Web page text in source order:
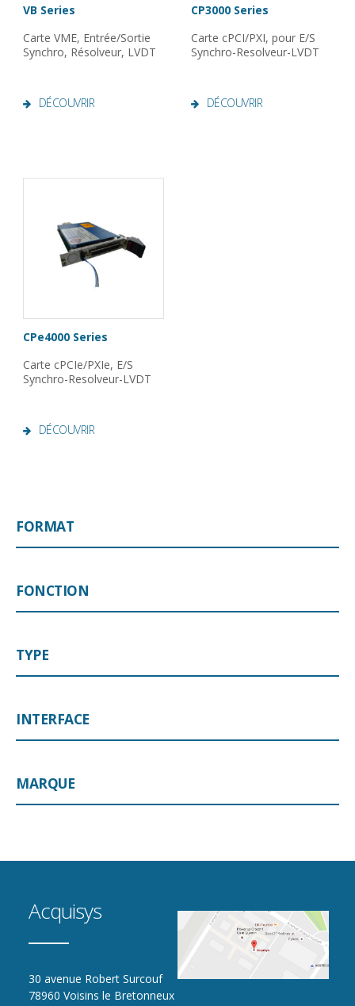
VB Series
Carte VME, Entrée/Sortie
Synchro, Résolveur, LVDT
DÉCOUVRIR
CP3000 Series
Carte cPCI/PXI, pour E/S
Synchro-Resolveur-LVDT
DÉCOUVRIR
CPe4000 Series
Carte cPCIe/PXIe, E/S
Synchro-Resolveur-LVDT
DÉCOUVRIR
FORMAT
FONCTION
TYPE
INTERFACE
MARQUE
Acquisys
30 avenue Robert Surcouf
78960 Voisins le Bretonneux